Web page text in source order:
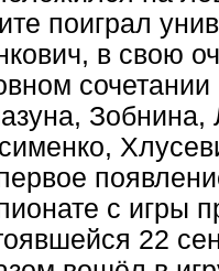
поиграл
в свою
Зобнина,
с игры
22